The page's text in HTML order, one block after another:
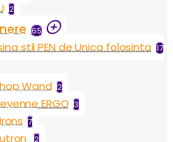
2
65
stil PEN de Unica folosinta 17
Wand 2
ERGO 3
7
2